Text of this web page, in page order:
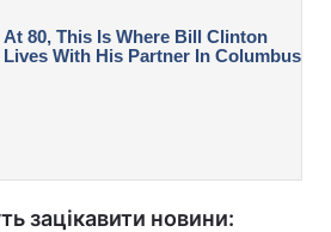
зацікавити новини: